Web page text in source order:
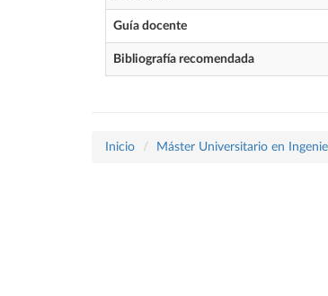
Guía docente
Bibliografía recomendada
Inicio Máster Universitario en